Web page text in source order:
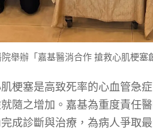
舉辦「嘉基醫消合作 搶救心肌梗塞
梗塞是高致死率的心血管急
隨之增加。嘉基為重度責任
成診斷與治療，為病人爭取最